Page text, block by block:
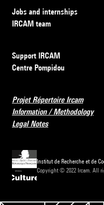
Jobs and internships
IRCAM team
Support IRCAM
Centre Pompidou
Projet Répertoire Ircam
Information / Methodology
Legal Notes
Institut de Recherche et de
Copyright © 2022 Ircam. All